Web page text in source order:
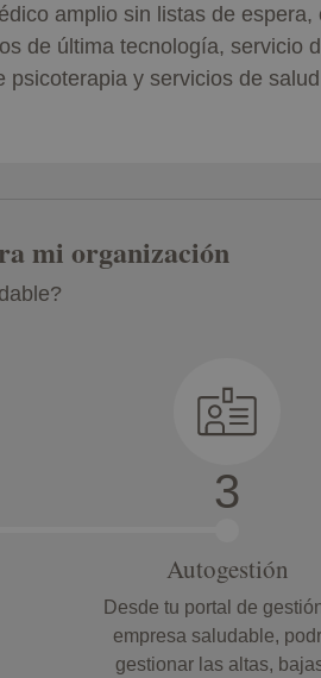
amplio sin listas de espera,
de última tecnología, servicio
psicoterapia y servicios de salud
mi organización
Autogestión
Desde tu portal de
empresa saludable,
gestionar las altas,